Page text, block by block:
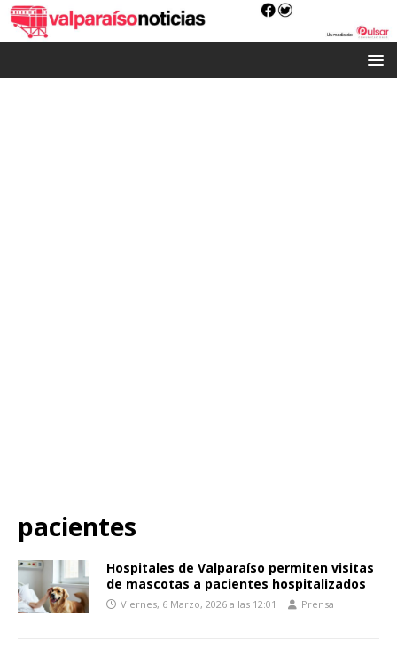
pacientes
Hospitales de Valparaíso permiten visitas
de mascotas a pacientes hospitalizados
Viernes, 6 Marzo, 2026 a las 12:01 Prensa